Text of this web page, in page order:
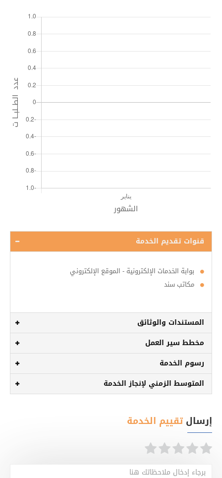
قنوات تقديم الخدمة
بوابة الخدمات الإلكترونية - الموقع الإلكتروني
مكاتب سند
المستندات والوثائق
مخطط سير العمل
رسوم الخدمة
المتوسط الزمني لإنجاز الخدمة
إرسال تقييم الخدمة
برجاء إدخال ملاحظاتك هنا